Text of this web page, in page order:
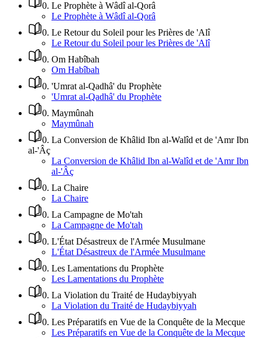
0. Le Prophète à Wâdî al-Qorâ
Le Prophète à Wâdî al-Qorâ
0. Le Retour du Soleil pour les Prières de 'Alî
Le Retour du Soleil pour les Prières de 'Alî
0. Om Habîbah
Om Habîbah
0. 'Umrat al-Qadhâ' du Prophète
'Umrat al-Qadhâ' du Prophète
0. Maymûnah
Maymûnah
0. La Conversion de Khâlid Ibn al-Walîd et de 'Amr Ibn
al-'Âç
La Conversion de Khâlid Ibn al-Walîd et de 'Amr Ibn
al-'Âç
0. La Chaire
La Chaire
0. La Campagne de Mo'tah
La Campagne de Mo'tah
0. L'État Désastreux de l'Armée Musulmane
L'État Désastreux de l'Armée Musulmane
0. Les Lamentations du Prophète
Les Lamentations du Prophète
0. La Violation du Traité de Hudaybiyyah
La Violation du Traité de Hudaybiyyah
0. Les Préparatifs en Vue de la Conquête de la Mecque
Les Préparatifs en Vue de la Conquête de la Mecque